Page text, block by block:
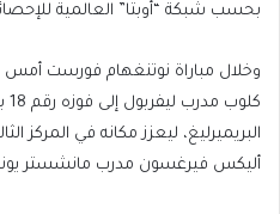
بحسب شبكة “أوبتا” العالمية
وخلال مباراة نوتنغهام فورست أمس
البريميرليغ، ليعزز مكانه في المركز
أليكس فيرغسون مدرب مانشستر